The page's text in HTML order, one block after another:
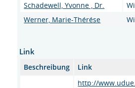
Schadewell, Yvonne , Dr.
Werner, Marie-Thérése
Link
Beschreibung
Link
http://